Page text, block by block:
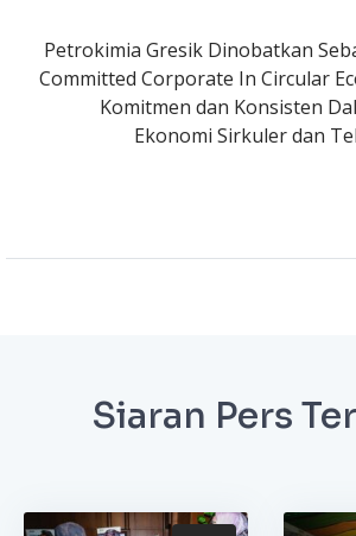
Petrokimia Gresik Dinobatkan
Committed Corporate In Circular
Komitmen dan Konsisten
Ekonomi Sirkuler dan
Siaran Pers